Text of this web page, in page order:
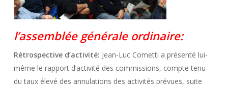
l’assemblée générale ordinaire:
Rétrospective d’activité: Jean-Luc Cometti a présenté lui-
même le rapport d’activité des commissions, compte tenu
du taux élevé des annulations des activités prévues, suite